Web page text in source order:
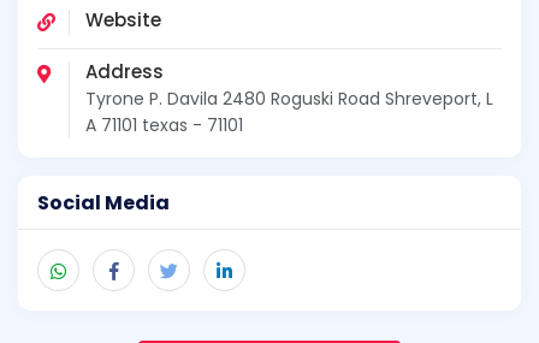
Website
Address
Tyrone P. Davila 2480 Roguski Road Shreveport, L
A 71101 texas - 71101
Social Media